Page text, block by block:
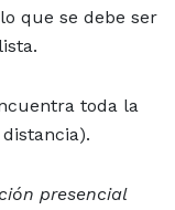
que se debe ser
toda la
presencial